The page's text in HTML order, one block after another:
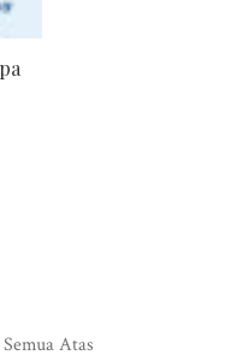
Atas